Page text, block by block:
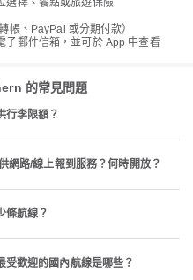
選擇、餐點或旅遊保險
帳、PayPal 或分期付款）
郵件信箱，並可於 App 中查看
的常見問題
行李限額？
網路/線上報到服務？何時開放？
條航線？
歡迎的國內航線是哪些？